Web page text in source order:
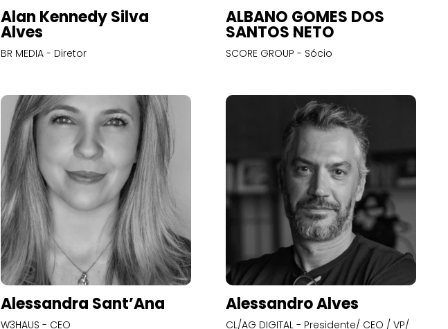
Alan Kennedy Silva
Alves
BR MEDIA - Diretor
ALBANO GOMES DOS
SANTOS NETO
SCORE GROUP - Sócio
Alessandra Sant’Ana
W3HAUS - CEO
Alessandro Alves
CL/AG DIGITAL - Presidente/ CEO / VP/